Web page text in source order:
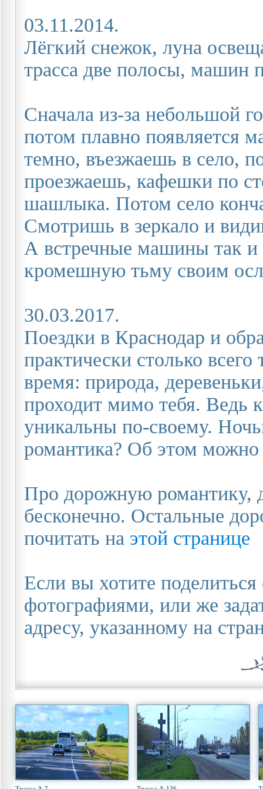
03.11.2014.
Лёгкий снежок, луна
трасса две полосы, машин
Сначала из-за небольшой
потом плавно появляется
темно, въезжаешь в село,
проезжаешь, кафешки по
шашлыка. Потом село
Смотришь в зеркало и
А встречные машины так и
кромешную тьму своим
30.03.2017.
Поездки в Краснодар и
практически столько
время: природа,
проходит мимо тебя. Ведь
уникальны по-своему.
романтика? Об этом можно
Про дорожную романтику,
бесконечно. Остальные
почитать на этой странице
Если вы хотите
фотографиями, или же
адресу, указанному на